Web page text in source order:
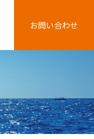
お問い合わせ